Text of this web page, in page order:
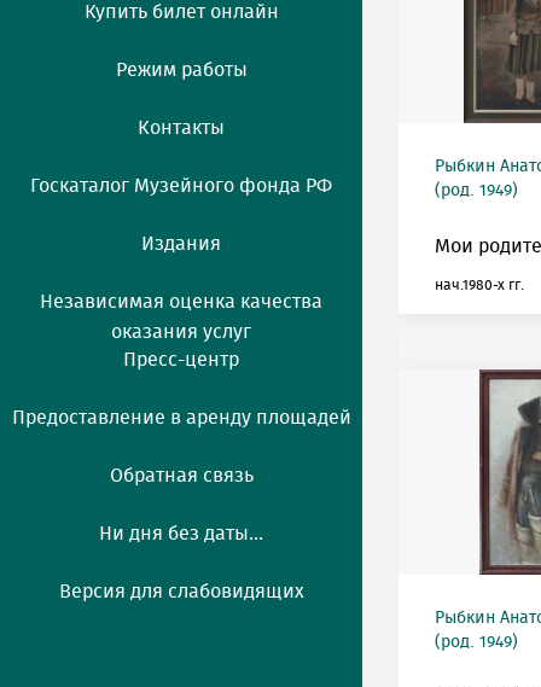
Купить билет онлайн
Режим работы
Контакты
Госкаталог Музейного фонда РФ
Издания
Независимая оценка качества
оказания услуг
Пресс-центр
Предоставление в аренду площадей
Обратная связь
Ни дня без даты...
Версия для слабовидящих
Рыбкин
(род. 1949)
Мои
нач.1980-х гг.
Рыбкин
(род. 1949)